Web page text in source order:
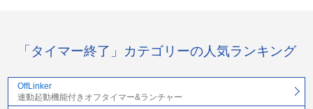
「タイマー終了」カテゴリーの人気ランキング
OffLinker
連動起動機能付きオフタイマー&ランチャー